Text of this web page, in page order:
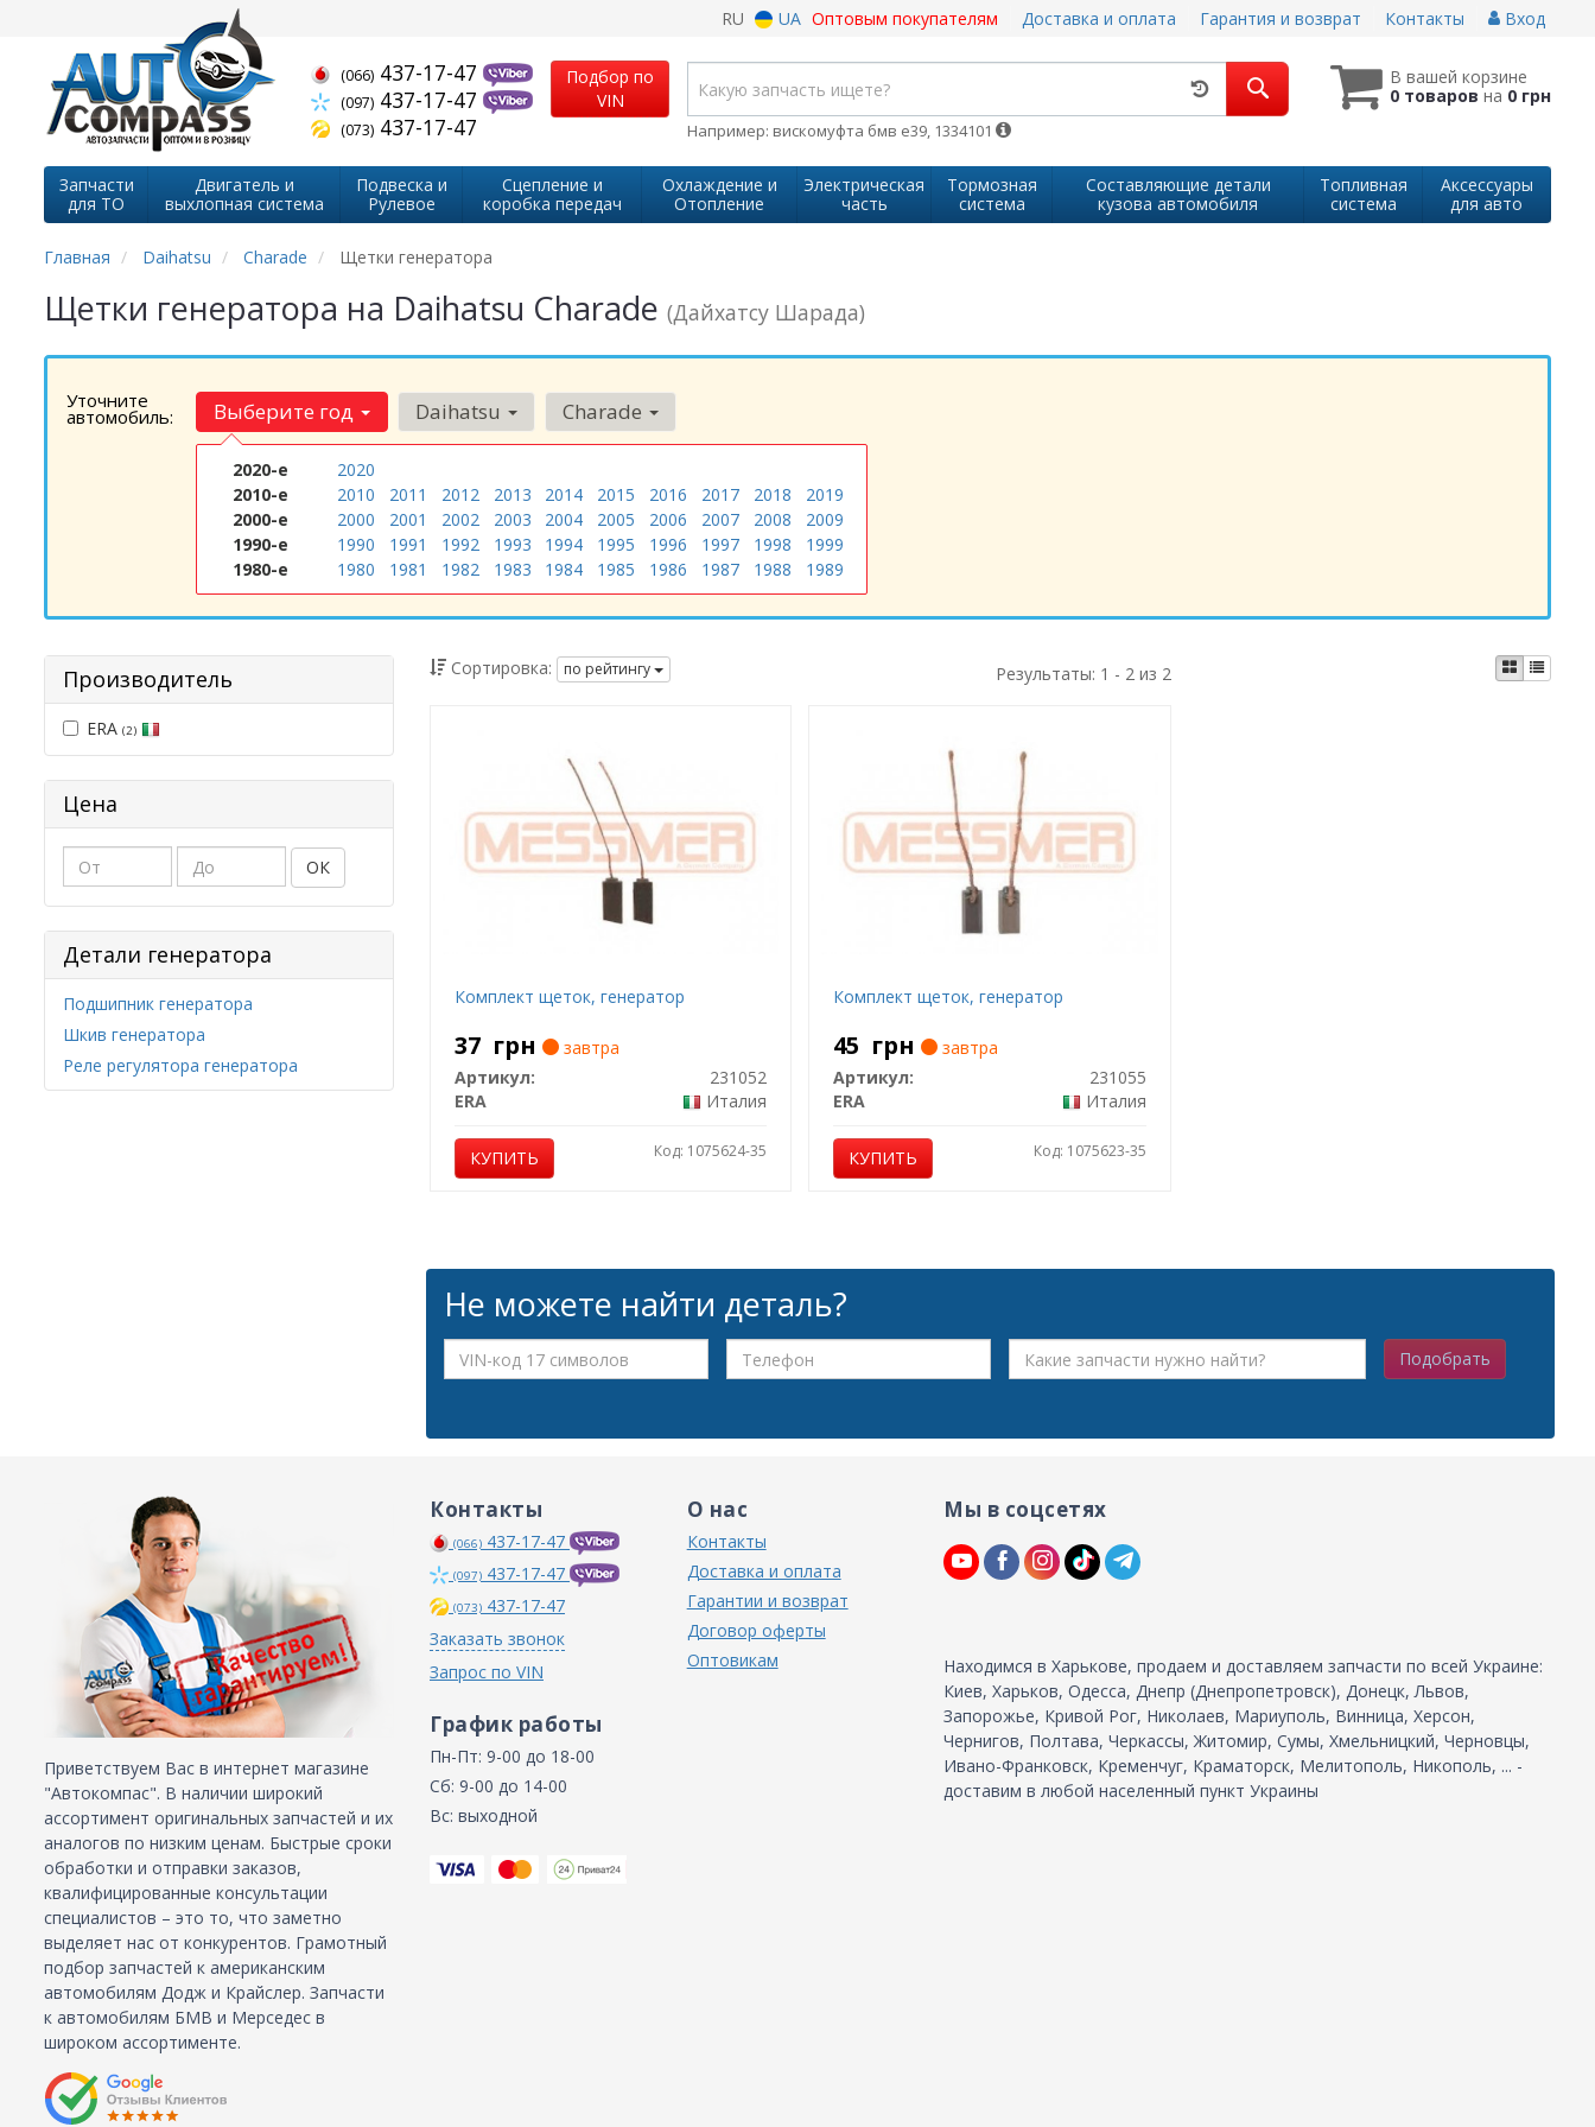
RU UA Оптовым покупателям Доставка и оплата Гарантия и возврат Контакты Вход
(066) 437-17-47
(097) 437-17-47
(073) 437-17-47
Подбор по
VIN
В вашей корзине
0 товаровна 0 грн
Например: вискомуфта бмв е39, 1334101
Запчасти
для ТО
Двигатель и
выхлопная система
Подвеска и
Рулевое
Сцепление и
коробка передач
Охлаждение и
Отопление
Электрическая
часть
Тормозная
система
Составляющие детали
кузова автомобиля
Топливная
система
Аксессуары
для авто
Главная Daihatsu Charade Щетки генератора
Щетки генератора на Daihatsu Charade (Дайхатсу Шарада)
Уточните
автомобиль: Выберите год
2020-е
2020
2010-е
2010 2011 2012 2013 2014 2015 2016 2017 2018
2019
2000-е
2000 2001 2002 2003 2004 2005 2006 2007 2008
2009
1990-е
1990 1991 1992 1993 1994 1995 1996 1997 1998
1999
1980-е
1980 1981 1982 1983 1984 1985 1986 1987 1988 1989
Daihatsu Charade
Производитель
ERA (2)
Цена
ОК
Детали генератора
Подшипник генератора
Шкив генератора
Реле регулятора генератора
Сортировка: по рейтингу Результаты: 1 - 2 из 2
Комплект щеток, генератор
37 грн
завтра
Артикул:
231052
ERA
Италия
КУПИТЬ Код: 1075624-35
Комплект щеток, генератор
45 грн
завтра
Артикул:
231055
ERA
Италия
КУПИТЬ Код: 1075623-35
Не можете найти деталь?
Подобрать
Приветствуем Вас в интернет магазине
"Автокомпас". В наличии широкий
ассортимент оригинальных запчастей и их
аналогов по низким ценам. Быстрые сроки
обработки и отправки заказов,
квалифицированные консультации
специалистов – это то, что заметно
выделяет нас от конкурентов. Грамотный
подбор запчастей к американским
автомобилям Додж и Крайслер. Запчасти
к автомобилям БМВ и Мерседес в
широком ассортименте.
Контакты
(066) 437-17-47
(097) 437-17-47
(073) 437-17-47
Заказать звонок
Запрос по VIN
График работы
Пн-Пт: 9-00 до 18-00
Сб: 9-00 до 14-00
Вс: выходной
О нас
Контакты
Доставка и оплата
Гарантии и возврат
Договор оферты
Оптовикам
Мы в соцсетях
Находимся в Харькове, продаем и доставляем запчасти по всей Украине:
Киев, Харьков, Одесса, Днепр (Днепропетровск), Донецк, Львов,
Запорожье, Кривой Рог, Николаев, Мариуполь, Винница, Херсон,
Чернигов, Полтава, Черкассы, Житомир, Сумы, Хмельницкий, Черновцы,
Ивано-Франковск, Кременчуг, Краматорск, Мелитополь, Никополь, ... -
доставим в любой населенный пункт Украины